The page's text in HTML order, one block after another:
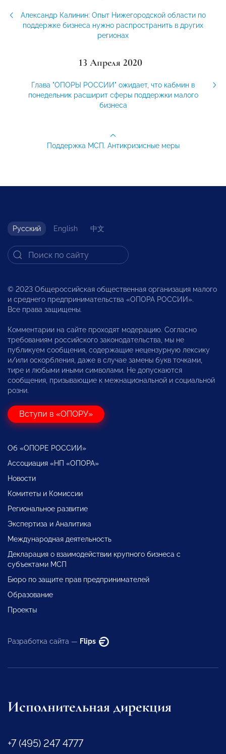
Александр Калинин: Опыт Нижегородской области по
поддержке бизнеса нужно распространить в других
регионах
13 Апреля 2020
Глава "ОПОРЫ РОССИИ" ожидает, что кабмин в
понедельник расширит сферы поддержки малого
бизнеса
Поддержка МСП. Антикризисные меры
Русский English 中文
© 2023 Общероссийская общественная организация малого
и среднего предпринимательства «ОПОРА РОССИИ».
Все права защищены.
Комментарии на сайте проходят модерацию. Согласно
требованиям российского законодательства, мы не
публикуем сообщения, содержащие нецензурную лексику
и/или оскорбления, даже в случае замены букв точками,
тире и любыми иными символами. Не допускаются
сообщения, призывающие к межнациональной и социальной
розни.
Вступи в «ОПОРУ»
Об «ОПОРЕ РОССИИ»
Ассоциация «НП «ОПОРА»
Новости
Комитеты и Комиссии
Региональное развитие
Экспертиза и Аналитика
Международная деятельность
Декларация о взаимодействии крупного бизнеса с
субъектами МСП
Бюро по защите прав предпринимателей
Образование
Проекты
Разработка сайта — Flips
Исполнительная дирекция
+7 (495) 247 4777